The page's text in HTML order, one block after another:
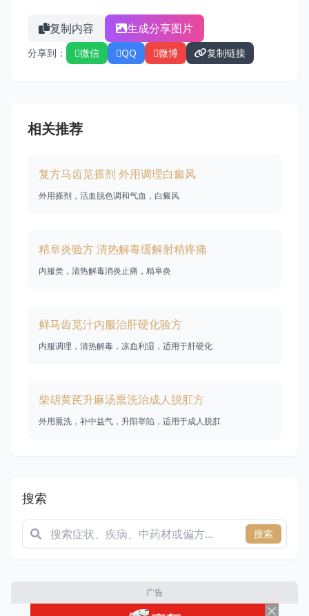
复制内容 生成分享图片
分享到： 微信 QQ 微博 复制链接
相关推荐
复方马齿苋搽剂 外用调理白癜风
外用搽剂，活血脱色调和气血，白癜风
精阜炎验方 清热解毒缓解射精疼痛
内服类，清热解毒消炎止痛，精阜炎
鲜马齿苋汁内服治肝硬化验方
内服调理，清热解毒，凉血利湿，适用于肝硬化
柴胡黄芪升麻汤熏洗治成人脱肛方
外用熏洗，补中益气，升阳举陷，适用于成人脱肛
搜索
搜索
广告